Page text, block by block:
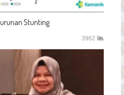
Stunting
3962